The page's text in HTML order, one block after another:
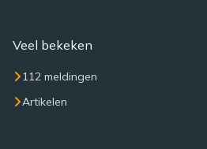
Veel bekeken
112 meldingen
Artikelen